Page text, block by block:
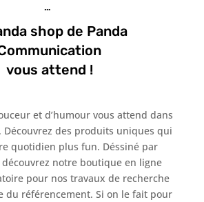
…
shop de Panda
vous attend !
et d’humour vous attend dans
Découvrez des produits uniques qui
quotidien plus fun. Déssiné par
découvrez notre boutique en ligne
pour nos travaux de recherche
du référencement. Si on le fait pour